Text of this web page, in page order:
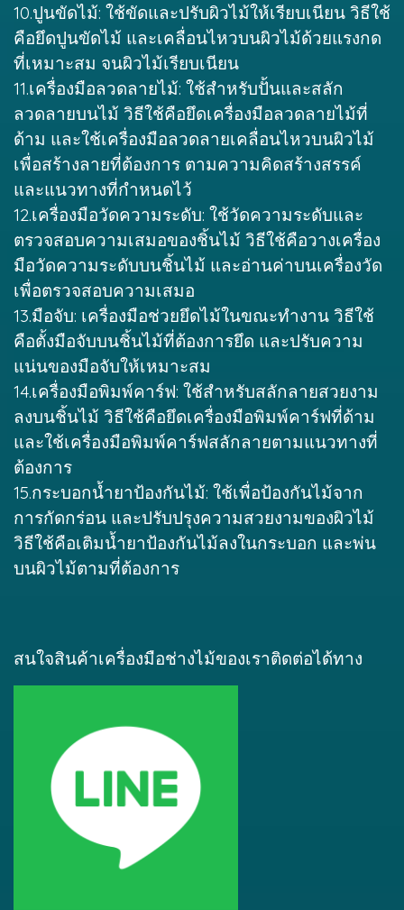
10.ปูนขัดไม้: ใช้ขัดและปรับผิวไม้ให้เรียบเนียน วิธีใช้
คือยึดปูนขัดไม้ และเคลื่อนไหวบนผิวไม้ด้วยแรงกด
ที่เหมาะสม จนผิวไม้เรียบเนียน
11.เครื่องมือลวดลายไม้: ใช้สำหรับปั้นและสลัก
ลวดลายบนไม้ วิธีใช้คือยึดเครื่องมือลวดลายไม้ที่
ด้าม และใช้เครื่องมือลวดลายเคลื่อนไหวบนผิวไม้
เพื่อสร้างลายที่ต้องการ ตามความคิดสร้างสรรค์
และแนวทางที่กำหนดไว้
12.เครื่องมือวัดความระดับ: ใช้วัดความระดับและ
ตรวจสอบความเสมอของชิ้นไม้ วิธีใช้คือวางเครื่อง
มือวัดความระดับบนชิ้นไม้ และอ่านค่าบนเครื่องวัด
เพื่อตรวจสอบความเสมอ
13.มือจับ: เครื่องมือช่วยยึดไม้ในขณะทำงาน วิธีใช้
คือตั้งมือจับบนชิ้นไม้ที่ต้องการยึด และปรับความ
แน่นของมือจับให้เหมาะสม
14.เครื่องมือพิมพ์คาร์ฟ: ใช้สำหรับสลักลายสวยงาม
ลงบนชิ้นไม้ วิธีใช้คือยึดเครื่องมือพิมพ์คาร์ฟที่ด้าม
และใช้เครื่องมือพิมพ์คาร์ฟสลักลายตามแนวทางที่
ต้องการ
15.กระบอกน้ำยาป้องกันไม้: ใช้เพื่อป้องกันไม้จาก
การกัดกร่อน และปรับปรุงความสวยงามของผิวไม้
วิธีใช้คือเติมน้ำยาป้องกันไม้ลงในกระบอก และพ่น
บนผิวไม้ตามที่ต้องการ
สนใจสินค้าเครื่องมือช่างไม้ของเราติดต่อได้ทาง